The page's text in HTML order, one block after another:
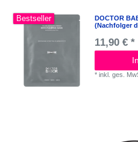
Bestseller
DOCTOR
(Nachfolger
11,90 € *
*inkl. ges.